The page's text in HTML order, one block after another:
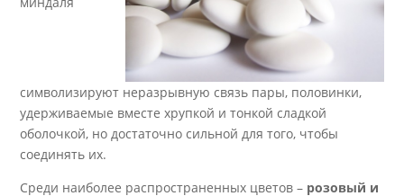
символизируют неразрывную связь пары, половинки,
удерживаемые вместе хрупкой и тонкой сладкой
оболочкой, но достаточно сильной для того, чтобы
соединять их.
Среди наиболее распространенных цветов – розовый и